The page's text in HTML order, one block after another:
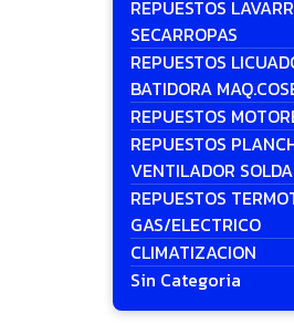
REPUESTOS
SECARROPAS
REPUESTOS
BATIDORA
REPUESTOS
REPUESTOS
VENTILADOR
REPUESTOS
GAS/ELECTRICO
CLIMATIZACION
Sin Categoria